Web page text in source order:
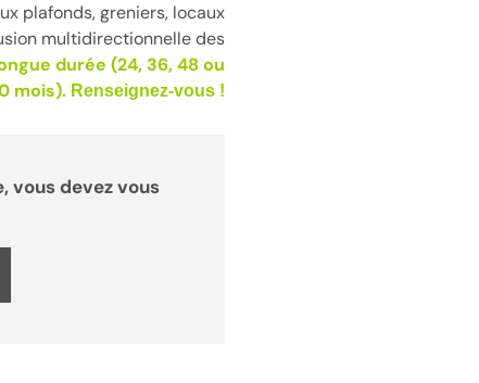
plafonds, greniers, locaux
multidirectionnelle des
durée (24, 36, 48 ou
mois). Renseignez-vous !
vous devez vous